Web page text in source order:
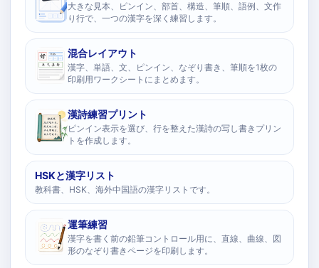
大きな見本、ピンイン、部首、構造、筆順、語例、文作
り行で、一つの漢字を深く練習します。
混合レイアウト
漢字、単語、文、ピンイン、なぞり書き、筆順を1枚の
印刷用ワークシートにまとめます。
漢詩練習プリント
ピンイン表示を選び、行を整えた漢詩の写し書きプリン
トを作成します。
HSKと漢字リスト
教科書、HSK、海外中国語の漢字リストです。
運筆練習
漢字を書く前の鉛筆コントロール用に、直線、曲線、図
形のなぞり書きページを印刷します。